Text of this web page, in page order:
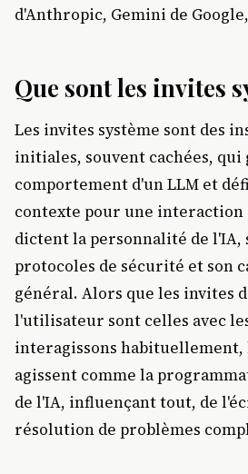
d'Anthropic, Gemini de
Que sont les invites
Les invites système sont des
initiales, souvent cachées,
comportement d'un LLM et
contexte pour une interaction
dictent la personnalité de l'IA,
protocoles de sécurité et son
général. Alors que les invites
l'utilisateur sont celles avec
interagissons habituellement,
agissent comme la
de l'IA, influençant tout, de
résolution de problèmes